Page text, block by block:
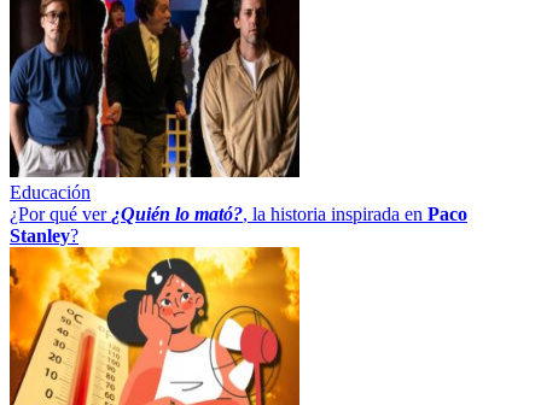
Educación
¿Por qué ver ¿Quién lo mató?, la historia inspirada en Paco
Stanley?